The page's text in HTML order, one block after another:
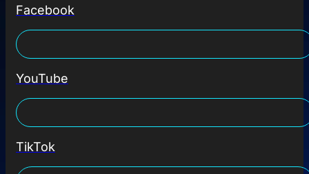
Facebook
YouTube
TikTok